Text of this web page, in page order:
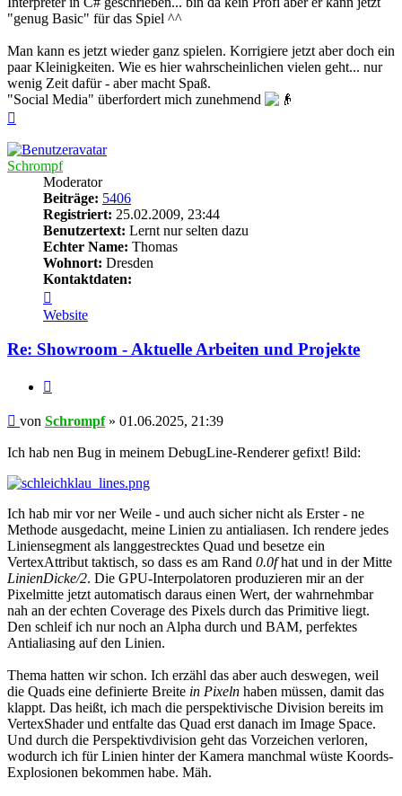
"genug Basic" für das Spiel ^^
Man kann es jetzt wieder ganz spielen. Korrigiere jetzt aber doch ein
paar Kleinigkeiten. Wie es hier wahrscheinlichen vielen geht... nur
wenig Zeit dafür - aber macht Spaß.
"Social Media" überfordert mich zunehmend
Schrompf
Moderator
Beiträge: 5406
Registriert: 25.02.2009, 23:44
Benutzertext: Lernt nur selten dazu
Echter Name: Thomas
Wohnort: Dresden
Kontaktdaten:
von
Schrompf
Website
Re: Showroom - Aktuelle Arbeiten und Projekte
Beitrag
von Schrompf» 01.06.2025, 21:39
Ich hab nen Bug in meinem DebugLine-Renderer gefixt! Bild:
Ich hab mir vor ner Weile - und auch sicher nicht als Erster - ne
Methode ausgedacht, meine Linien zu antialiasen. Ich rendere jedes
Liniensegment als langgestrecktes Quad und besetze ein
VertexAttribut taktisch, so dass es am Rand 0.0fhat und in der Mitte
LinienDicke/2. Die GPU-Interpolatoren produzieren mir an der
Pixelmitte jetzt automatisch daraus einen Wert, der wahrnehmbar
nah an der echten Coverage des Pixels durch das Primitive liegt.
Den schleif ich nur noch an Alpha durch und BAM, perfektes
Antialiasing auf den Linien.
Thema hatten wir schon. Ich erzähl das aber auch deswegen, weil
die Quads eine definierte Breite in Pixeln haben müssen, damit das
klappt. Das heißt, ich mach die perspektivische Division bereits im
VertexShader und entfalte das Quad erst danach im Image Space.
Und durch die Perspektivdivision geht das Vorzeichen verloren,
wodurch ich für Linien hinter der Kamera manchmal wüste Koords-
Explosionen bekommen habe. Mäh.